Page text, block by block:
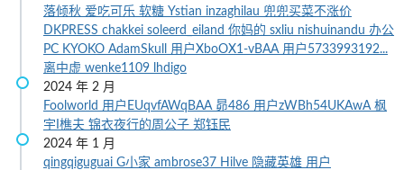
落倾秋 爱吃可乐 软糖 Ystian inzaghilau 兜兜买菜不涨价
DKPRESS chakkei soleerd_eiland 你妈的 sxliu nishuinandu 办公
PC KYOKO AdamSkull 用户XboOX1-vBAA 用户5733993192...
离中虚 wenke1109
lhdigo
2024 年 2 月
Foolworld 用户EUqvfAWqBAA 昴486 用户zWBh54UKAwA 枫
宇I樵夫 锦衣夜行的周公子 郑钰民
2024 年 1 月
qingqiguguai G小家 ambrose37 Hilve 隐藏英雄 用户